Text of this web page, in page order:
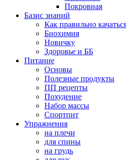
Покровная
Базис знаний
Как правильно
Биохимия
Новичку
Здоровье и ББ
Питание
Основы
Полезные продукты
ПП рецепты
Похудение
Набор массы
Спортпит
Упражнения
на плечи
для спины
на грудь